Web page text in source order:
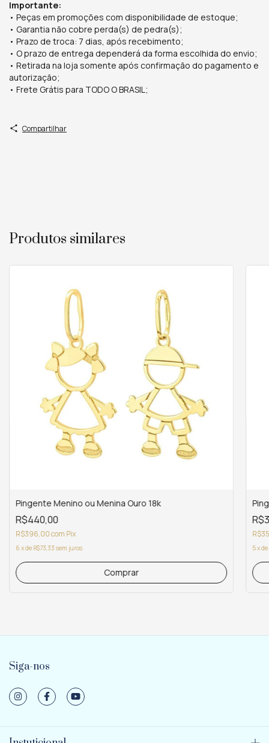
Importante:
• Peças em promoções com disponibilidade de estoque;
• Garantia não cobre perda(s) de pedra(s);
• Prazo de troca: 7 dias, após recebimento;
• O prazo de entrega dependerá da forma escolhida do envio;
• Retirada na loja somente após confirmação do pagamento e
autorização;
• Frete Grátis para TODO O BRASIL;
Compartilhar
Produtos similares
Pingente Menino ou Menina Ouro 18k
R$440,00
R$396,00comPix
6 xdeR$73,33sem juros 5xde
Siga-nos